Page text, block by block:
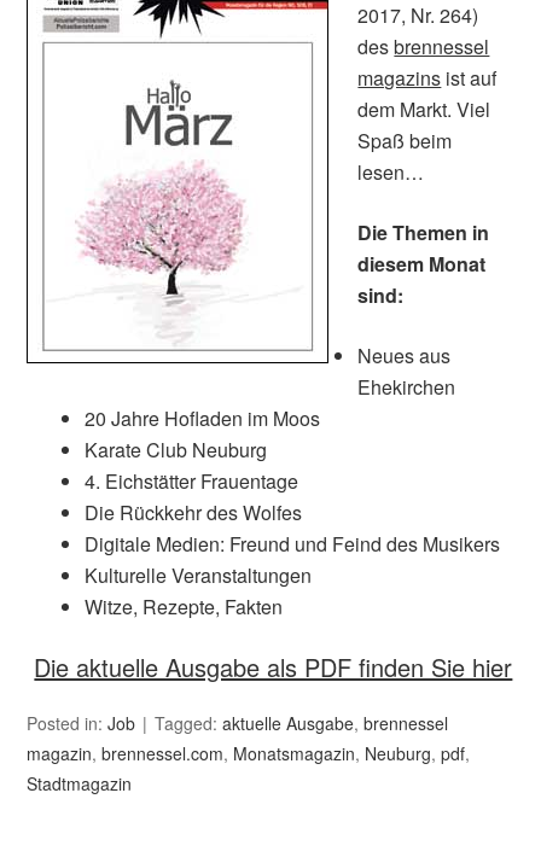
2017, Nr. 264)
desbrennessel
magazins ist auf
dem Markt. Viel
Spaß beim
lesen…
Die Themen in
diesem Monat
sind:
Neues aus
Ehekirchen
20 Jahre Hofladen im Moos
Karate Club Neuburg
4. Eichstätter Frauentage
Die Rückkehr des Wolfes
Digitale Medien: Freund und Feind des Musikers
Kulturelle Veranstaltungen
Witze, Rezepte, Fakten
Die aktuelle Ausgabe als PDF finden Sie hier
Posted in:Job Tagged:aktuelle Ausgabe,brennessel
magazin,brennessel.com, Monatsmagazin, Neuburg,pdf,
Stadtmagazin